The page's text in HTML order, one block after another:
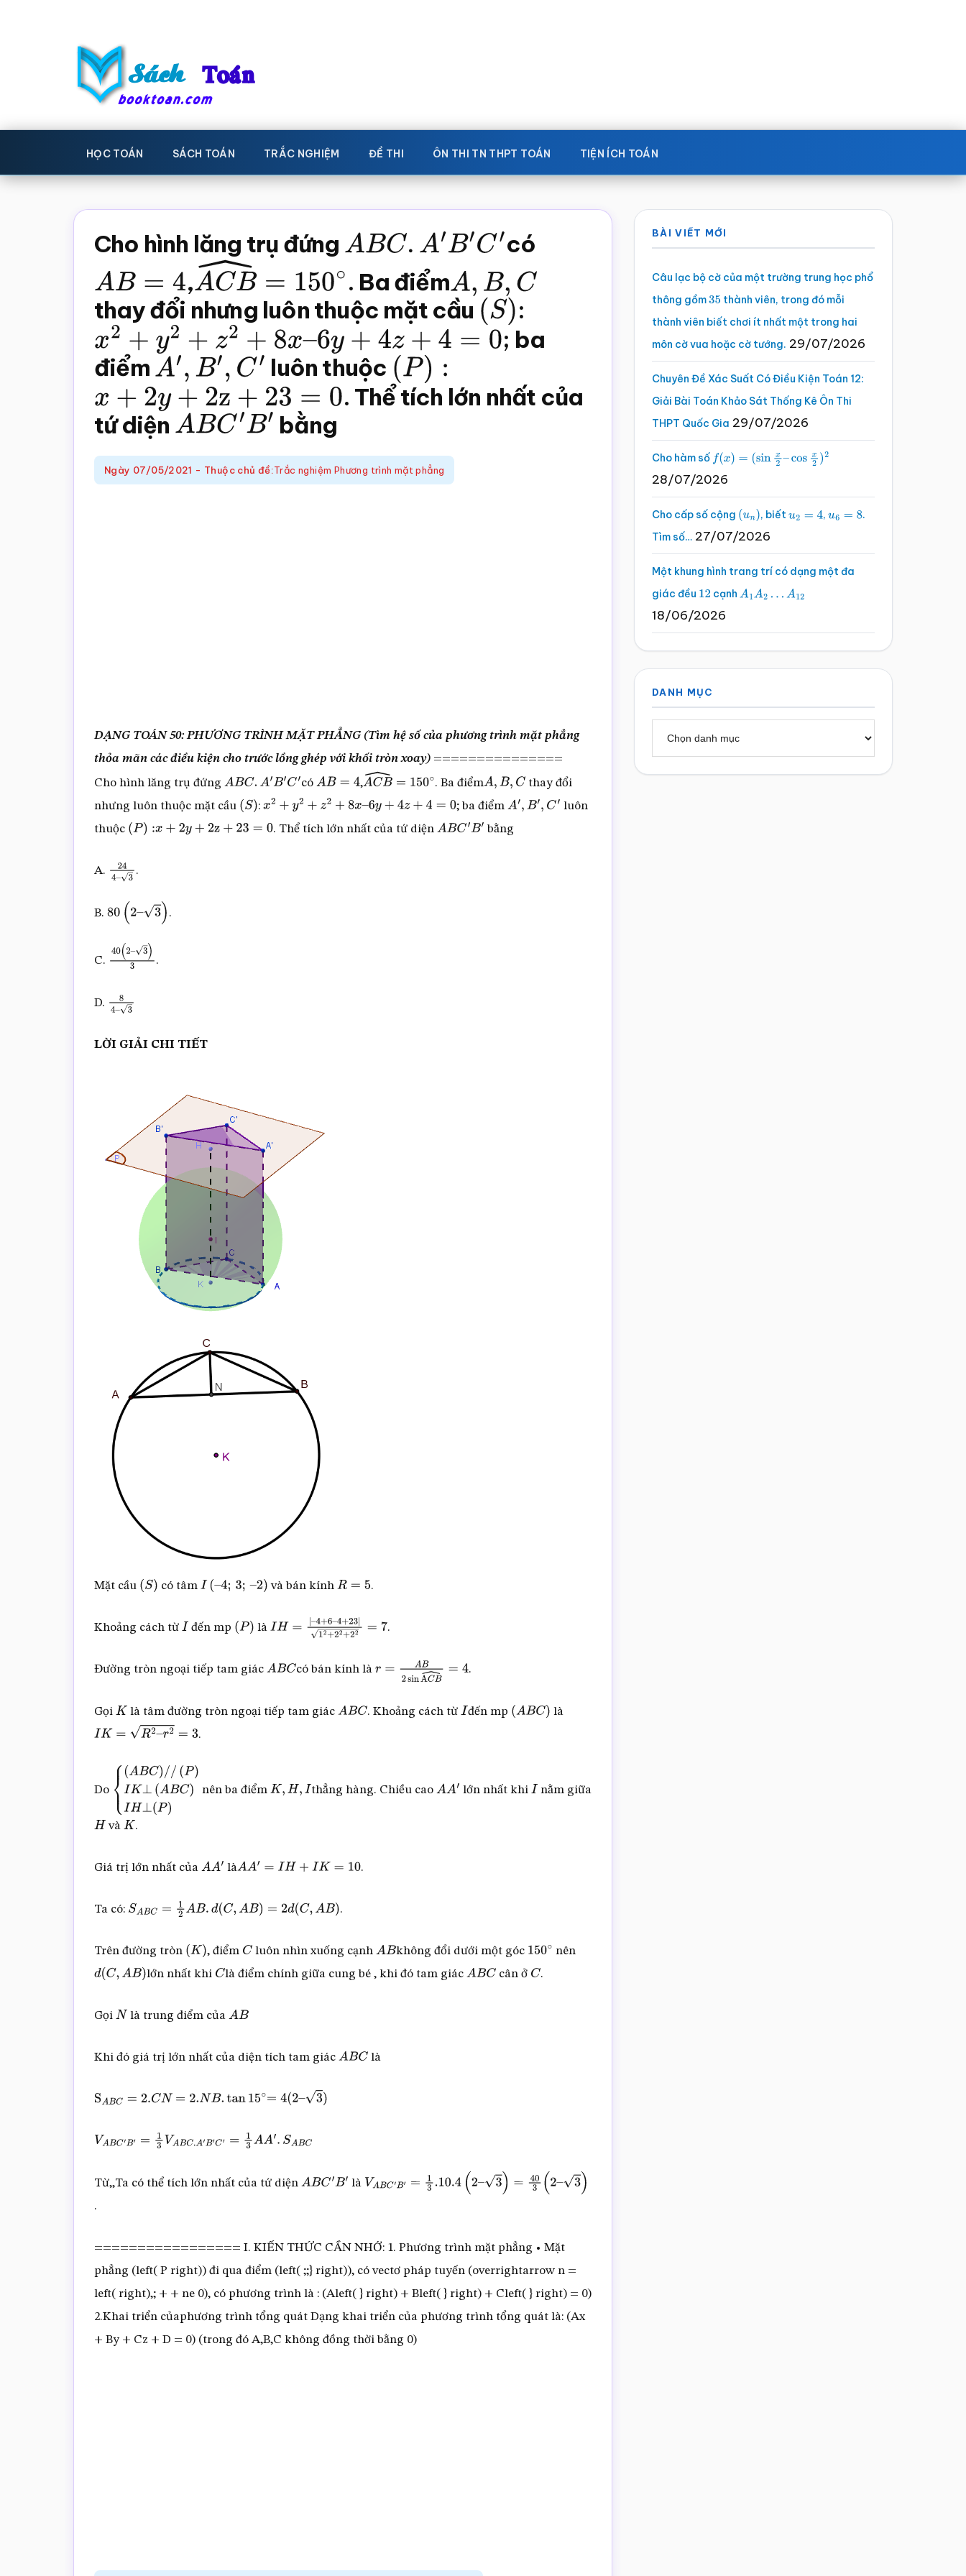
Sách
Toán
-
Học
toán
Học
toán,
toán,
Sách
khoa
Toán,
nghiệm
Toán
online
HỌC TOÁN SÁCH TOÁN TRẮC NGHIỆM ĐỀ THI ÔN THI TN THPT TOÁN TIỆN ÍCH TOÁN
Cho hình lăng trụ đứng ABC.A ′B′C′
có
AB= 4 ,ACB^=150∘ . Ba điểmA,B,C
thay đổi nhưng luôn thuộc mặt cầu (S) :
x2 +y 2+ z2+8x–6y+4z+ 4=0
; ba
điểm A′,B′,C luôn thuộc (P):
x+2 y+2z+ 23 =0
. Thể tích lớn nhất của
tứ diện ABC′B′ bằng
Ngày 07/05/2021 - Thuộc chủ đề:Trắc nghiệm Phương trình mặt phẳng
DẠNG TOÁN 50: PHƯƠNG TRÌNH MẶT PHẲNG (Tìm hệ số của phương trình mặt phẳng
thỏa mãn các điều kiện cho trước lồng ghép với khối tròn xoay) ===============
Cho hình lăng trụ đứng ABC.A ′B ′C có AB= ,ACB^ =150∘ . Ba điểmA,B,C
thay đổi
nhưng luôn thuộc mặt cầu (S) : x2 y 2+ 2 +8 – y+ z+ = 0 ; ba điểmA′ ,B′, C ′
luôn
thuộc (P : x+ 2 y+2 z +23 = . Thể tích lớn nhất của tứ diện ABC′ B′ bằng
A. 244– .
B. 80( 2–3 .
C. – .
D. 84–3
LỜI GIẢI CHI TIẾT
Mặt cầu (S) có tâm I( – ;3; –2) và bán kính R= .
Khoảng cách từ I đến mp (P ) là IH= |– +6–
.
Đường tròn ngoại tiếp tam giác ABC có bán kính làr =A B2sinAC B^=4.
Gọi K là tâm đường tròn ngoại tiếp tam giácABC . Khoảng cách từI đến mp (ABC) là
IK= – 2= .
Do {( ABC)/ /(P)IK⊥ (ABC)IH⊥(P )
nên ba điểm K,H,I thẳng hàng. Chiều caoAA′ lớn nhất khi I nằm giữa
H vàK .
Giá trị lớn nhất của AA′ làAA′ =IH+IK = 10 .
Ta có: SABC =1 2AB.d( C,AB )=2d C, AB) .
Trên đường tròn (K) , điểm C luôn nhìn xuống cạnhAB không đổi dưới một góc 150∘ nên
d(C ,AB) lớn nhất khi Clà điểm chính giữa cung bé , khi đó tam giác ABC cân ở C.
Gọi N là trung điểm củaAB
Khi đó giá trị lớn nhất của diện tích tam giác ABC là
SABC =2.CN =2.NB .tan15∘ (2–3
V ABC′B =1 3VABC.A′B′C = 3AA′. S ABC
Từ,,Ta có thể tích lớn nhất của tứ diện ABC′ B′ là V ABC′B 3.10.4(2 –
.
================= I. KIẾN THỨC CẦN NHỚ: 1. Phương trình mặt phẳng • Mặt
phẳng (left( P right)) đi qua điểm (left( ;;} right)), có vectơ pháp tuyến (overrightarrow n =
left( right),; + + ne 0), có phương trình là : (Aleft( } right) + Bleft( } right) + Cleft( } right) = 0)
2.Khai triển củaphương trình tổng quát Dạng khai triển của phương trình tổng quát là: (Ax
+ By + Cz + D = 0) (trong đó A,B,C không đồng thời bằng 0)
Sidebar
chính
BÀI VIẾT MỚI
Câu lạc bộ cờ của một trường trung học phổ
thông gồm35 thành viên, trong đó mỗi
thành viên biết chơi ít nhất một trong hai
môn cờ vua hoặc cờ tướng. 29/07/2026
Chuyên Đề Xác Suất Có Điều Kiện Toán 12:
Giải Bài Toán Khảo Sát Thống Kê Ôn Thi
THPT Quốc Gia 29/07/2026
Cho hàm số f(x)=(sinx2 –cosx2 )2
28/07/2026
Cho cấp số cộng (un), biếtu2 =4 , u6 =8
.
Tìm số… 27/07/2026
Một khung hình trang trí có dạng một đa
giác đều 12 cạnh A1A2…A 12
18/06/2026
DANH MỤC